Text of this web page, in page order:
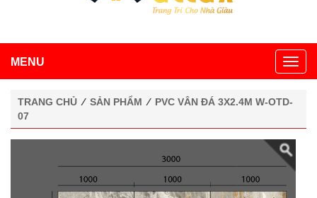
MENU
TRANG CHỦ ⁄ SẢN PHẨM ⁄ PVC VÂN ĐÁ 3X2.4M W-OTD-
07